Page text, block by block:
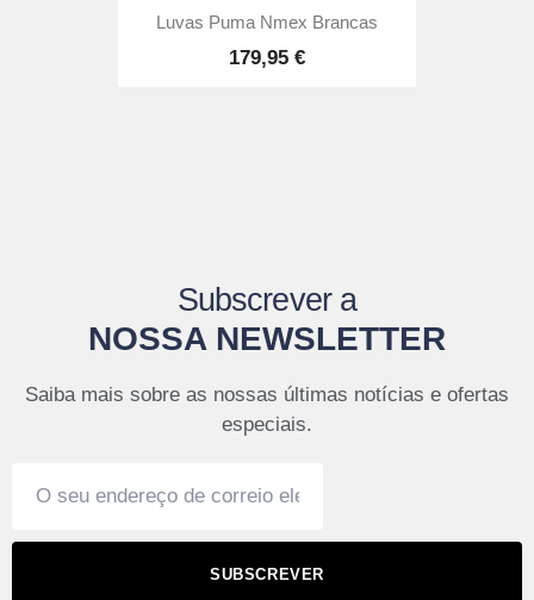
Luvas Puma Nmex Brancas
179,95 €
Subscrever a
NOSSA NEWSLETTER
Saiba mais sobre as nossas últimas notícias e ofertas
especiais.
SUBSCREVER